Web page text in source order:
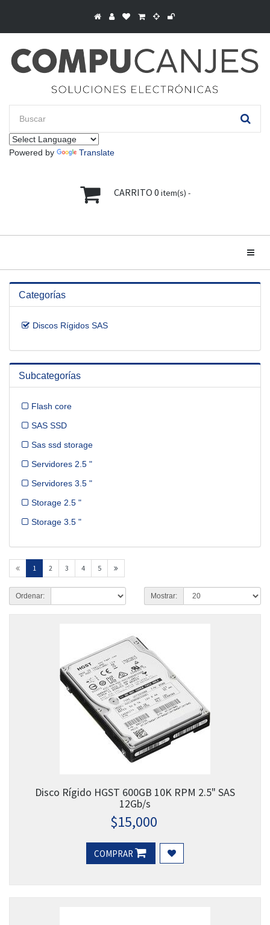
Powered by Translate
CARRITO 0 item(s) -
Categorías
Discos Rígidos SAS
Subcategorías
Flash core
SAS SSD
Sas ssd storage
Servidores 2.5 "
Servidores 3.5 "
Storage 2.5 "
Storage 3.5 "
1 2 3 4 5
Ordenar: Mostrar:
Disco Rígido HGST 600GB 10K RPM 2.5" SAS
12Gb/s
$15,000
COMPRAR